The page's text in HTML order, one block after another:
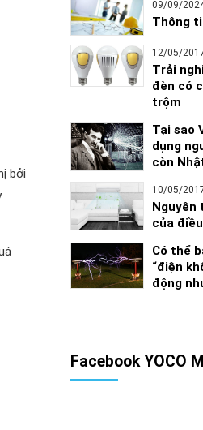
bởi
09/09/
Thông
12/05/
Trải
đèn có
trộm
Tại sao
dụng
còn
10/05/
Nguyên
của
Có thể
“điện
động
Facebook YOCO